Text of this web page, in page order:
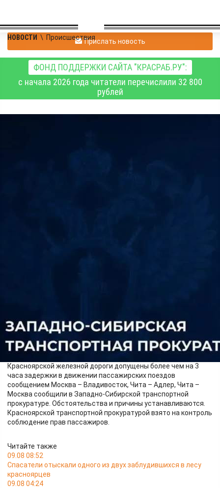
НОВОСТИ \ ПроисшествияПрислать новость
ФОНД ПОДДЕРЖКИ САЙТА "КРАСРАБ.РУ":
с начала 2026 года читатели перечислили 32 800
рублей
Сегодня на перегоне станций Кемчуг - Зеледеево
Красноярской железной дороги допущены более чем на 3
часа задержки в движении пассажирских поездов
сообщением Москва – Владивосток, Чита – Адлер, Чита –
Москва сообщили в Западно-Сибирской транспортной
прокуратуре. Обстоятельства и причины устанавливаются.
Красноярской транспортной прокуратурой взято на контроль
соблюдение прав пассажиров.
Читайте также
09.08 08:52
Спасатели отыскали одного из двух заблудившихся в лесу
красноярцев
09.08 04:24